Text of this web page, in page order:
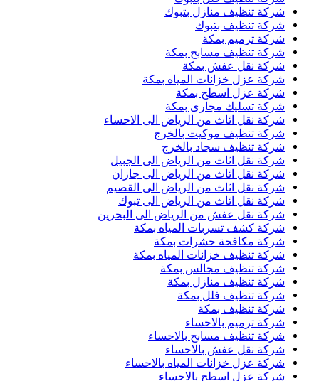
شركة تنظيف منازل بتبوك
شركة تنظيف بتبوك
شركة ترميم بمكة
شركة تنظيف مسابح بمكة
شركة نقل عفش بمكة
شركة عزل خزانات المياه بمكة
شركة عزل اسطح بمكة
شركة تسليك مجارى بمكة
شركة نقل اثاث من الرياض الى الاحساء
شركة تنظيف موكيت بالخرج
شركة تنظيف سجاد بالخرج
شركة نقل اثاث من الرياض الى الجبيل
شركة نقل اثاث من الرياض الى جازان
شركة نقل اثاث من الرياض الى القصيم
شركة نقل اثاث من الرياض الى تبوك
شركة نقل عفش من الرياض الى البحرين
شركة كشف تسربات المياه بمكة
شركة مكافحة حشرات بمكة
شركة تنظيف خزانات المياه بمكة
شركة تنظيف مجالس بمكة
شركة تنظيف منازل بمكة
شركة تنظيف فلل بمكة
شركة تنظيف بمكة
شركة ترميم بالاحساء
شركة تنظيف مسابح بالاحساء
شركة نقل عفش بالاحساء
شركة عزل خزانات المياه بالاحساء
شركة عزل اسطح بالاحساء